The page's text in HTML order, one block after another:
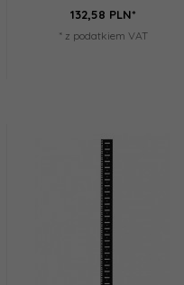
132,58 PLN*
* z podatkiem VAT